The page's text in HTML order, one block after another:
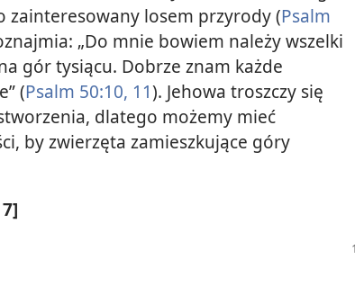
zainteresowany losem przyrody (Psalm
„Do mnie bowiem należy wszelki
gór tysiącu. Dobrze znam każde
(Psalm 50:10, 11). Jehowa troszczy się
dlatego możemy mieć
by zwierzęta zamieszkujące góry